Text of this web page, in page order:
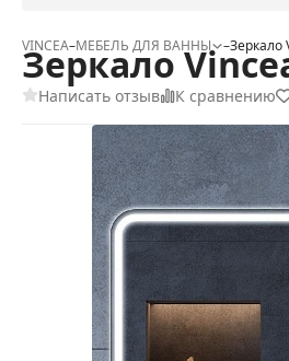
VINCEA–МЕБЕЛЬ ДЛЯ ВАННЫ –Зеркало
Зеркало
Написать отзыв К сравнению